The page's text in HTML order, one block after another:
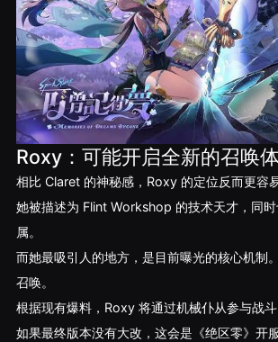
Roxy：可能开启全新的召唤
相比 Claret 的神秘感，Roxy 的定位反而更容易
她被描述为 Flint Workshop 的技术天才，同
属。
而她最吸引人的地方，是目前曝光的核心机制。
召唤。
根据现有爆料，Roxy 将通过机械仆从参与战斗
如果最终版本没有大改，这会是《绝区零》开